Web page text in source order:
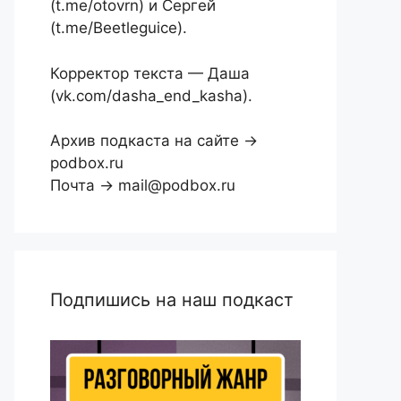
(t.me/otovrn) и Сергей
(t.me/Beetleguice).
Корректор текста — Даша
(vk.com/dasha_end_kasha).
Архив подкаста на сайте →
podbox.ru
Почта → mail@podbox.ru
Подпишись на наш подкаст